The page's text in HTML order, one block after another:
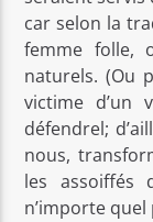
car selon la
femme folle,
naturels. (Ou
victime d’un
défendrel;
nous,
les assoiffés
n’importe quel